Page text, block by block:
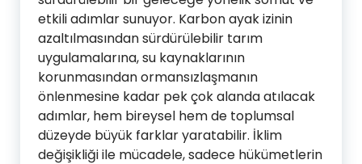
etkili adımlar sunuyor. Karbon ayak izinin
azaltılmasından sürdürülebilir tarım
uygulamalarına, su kaynaklarının
korunmasından ormansızlaşmanın
önlenmesine kadar pek çok alanda atılacak
adımlar, hem bireysel hem de toplumsal
düzeyde büyük farklar yaratabilir. İklim
değişikliği ile mücadele, sadece hükümetlerin